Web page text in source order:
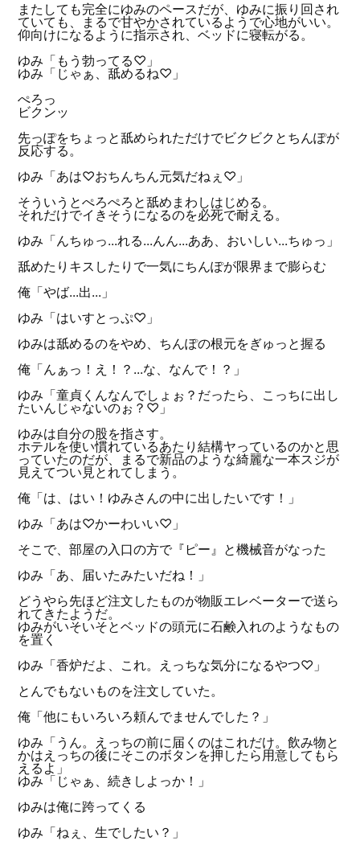
またしても完全にゆみのペースだが、ゆみに振り回され
ていても、まるで甘やかされているようで心地がいい。
仰向けになるように指示され、ベッドに寝転がる。
ゆみ「もう勃ってる♡」
ゆみ「じゃぁ、舐めるね♡」
ぺろっ
ビクンッ
先っぽをちょっと舐められただけでビクビクとちんぽが
反応する。
ゆみ「あは♡おちんちん元気だねぇ♡」
そういうとぺろぺろと舐めまわしはじめる。
それだけでイきそうになるのを必死で耐える。
ゆみ「んちゅっ...れる...んん...ああ、おいしい...ちゅっ」
舐めたりキスしたりで一気にちんぽが限界まで膨らむ
俺「やば...出...」
ゆみ「はいすとっぷ♡」
ゆみは舐めるのをやめ、ちんぽの根元をぎゅっと握る
俺「んぁっ！え！？...な、なんで！？」
ゆみ「童貞くんなんでしょぉ？だったら、こっちに出し
たいんじゃないのぉ？♡」
ゆみは自分の股を指さす。
ホテルを使い慣れているあたり結構ヤっているのかと思
っていたのだが、まるで新品のような綺麗な一本スジが
見えてつい見とれてしまう。
俺「は、はい！ゆみさんの中に出したいです！」
ゆみ「あは♡かーわいい♡」
そこで、部屋の入口の方で『ピー』と機械音がなった
ゆみ「あ、届いたみたいだね！」
どうやら先ほど注文したものが物販エレベーターで送ら
れてきたようだ。
ゆみがいそいそとベッドの頭元に石鹸入れのようなもの
を置く
ゆみ「香炉だよ、これ。えっちな気分になるやつ♡」
とんでもないものを注文していた。
俺「他にもいろいろ頼んでませんでした？」
ゆみ「うん。えっちの前に届くのはこれだけ。飲み物と
かはえっちの後にそこのボタンを押したら用意してもら
えるよ」
ゆみ「じゃぁ、続きしよっか！」
ゆみは俺に跨ってくる
ゆみ「ねぇ、生でしたい？」